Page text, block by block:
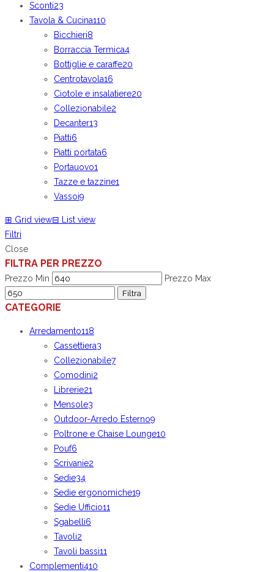
Sconti23
Tavola & Cucina110
Bicchieri8
Borraccia Termica4
Bottiglie e caraffe20
Centrotavola16
Ciotole e insalatiere20
Collezionabile2
Decanter13
Piatti6
Piatti portata6
Portauovo1
Tazze e tazzine1
Vassoi9
⊞ Grid view⊟
List view
Filtri
Close
FILTRA PER PREZZO
Prezzo Min
Prezzo Max
Filtra
CATEGORIE
Arredamento118
Cassettiera3
Collezionabile7
Comodini2
Librerie21
Mensole3
Outdoor-Arredo Esterno9
Poltrone e Chaise Lounge10
Pouf6
Scrivanie2
Sedie34
Sedie ergonomiche19
Sedie Ufficio11
Sgabelli6
Tavoli2
Tavoli bassi11
Complementi410